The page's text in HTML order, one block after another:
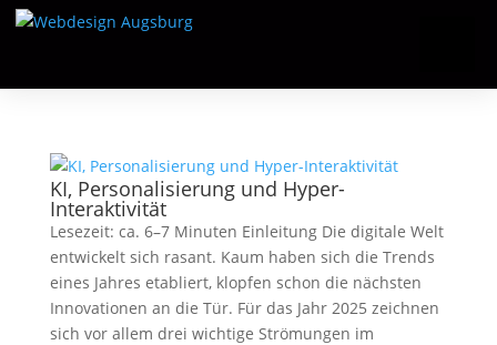
KI, Personalisierung und Hyper-
Interaktivität
Lesezeit: ca. 6–7 Minuten Einleitung Die digitale Welt
entwickelt sich rasant. Kaum haben sich die Trends
eines Jahres etabliert, klopfen schon die nächsten
Innovationen an die Tür. Für das Jahr 2025 zeichnen
sich vor allem drei wichtige Strömungen im